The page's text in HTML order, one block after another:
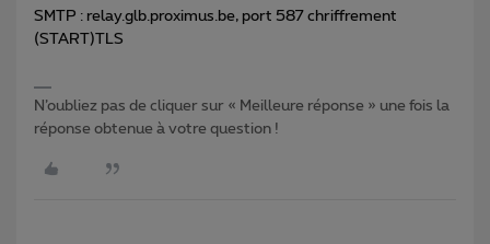
SMTP : relay.glb.proximus.be, port 587 chriffrement
(START)TLS
N’oubliez pas de cliquer sur « Meilleure réponse » une fois la
réponse obtenue à votre question !